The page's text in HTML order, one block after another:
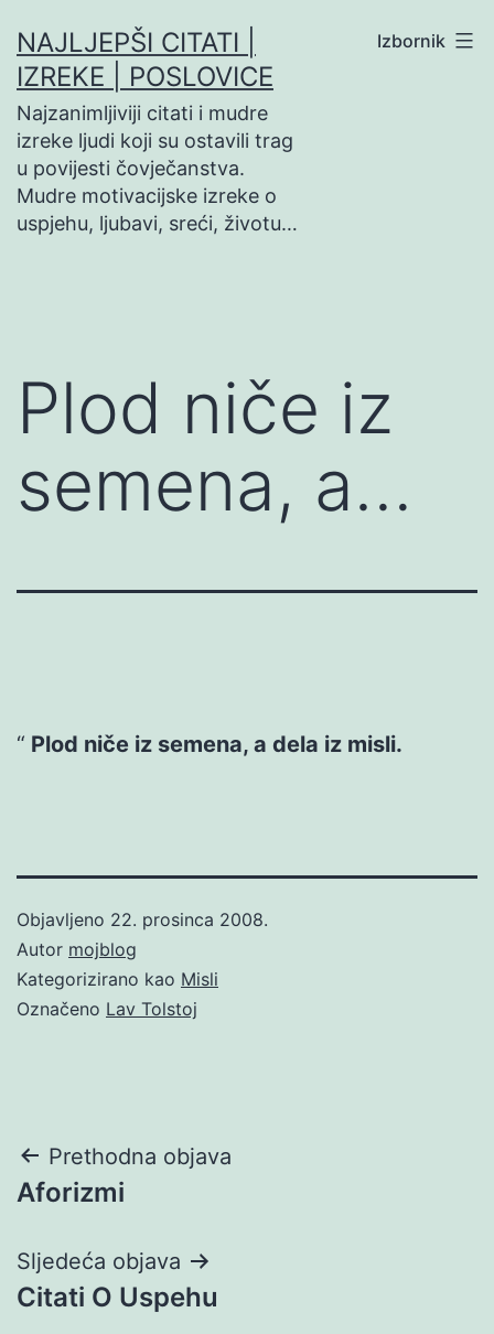
na
sadržaj
NAJLJEPŠI CITATI |
IZREKE | POSLOVICE
Najzanimljiviji citati i mudre
izreke ljudi koji su ostavili trag
u povijesti čovječanstva.
Mudre motivacijske izreke o
uspjehu, ljubavi, sreći, životu…
Izbornik
Plod niče iz
semena, a…
Plod niče iz semena, a dela iz misli.
Objavljeno 22. prosinca 2008.
Autor mojblog
Kategorizirano kao Misli
Označeno Lav Tolstoj
Navigacija
objava
Prethodna objava
Aforizmi
Sljedeća objava
Citati O Uspehu